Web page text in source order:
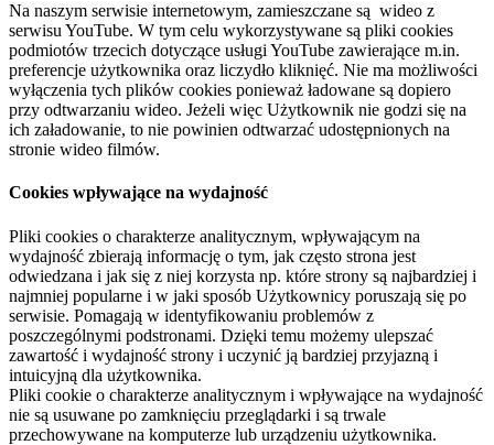
Na naszym serwisie internetowym, zamieszczane są wideo z
serwisu YouTube. W tym celu wykorzystywane są pliki cookies
podmiotów trzecich dotyczące usługi YouTube zawierające m.in.
preferencje użytkownika oraz liczydło kliknięć. Nie ma możliwości
wyłączenia tych plików cookies ponieważ ładowane są dopiero
przy odtwarzaniu wideo. Jeżeli więc Użytkownik nie godzi się na
ich załadowanie, to nie powinien odtwarzać udostępnionych na
stronie wideo filmów.
Cookies wpływające na wydajność
Pliki cookies o charakterze analitycznym, wpływającym na
wydajność zbierają informację o tym, jak często strona jest
odwiedzana i jak się z niej korzysta np. które strony są najbardziej i
najmniej popularne i w jaki sposób Użytkownicy poruszają się po
serwisie. Pomagają w identyfikowaniu problemów z
poszczególnymi podstronami. Dzięki temu możemy ulepszać
zawartość i wydajność strony i uczynić ją bardziej przyjazną i
intuicyjną dla użytkownika.
Pliki cookie o charakterze analitycznym i wpływające na wydajność
nie są usuwane po zamknięciu przeglądarki i są trwale
przechowywane na komputerze lub urządzeniu użytkownika.